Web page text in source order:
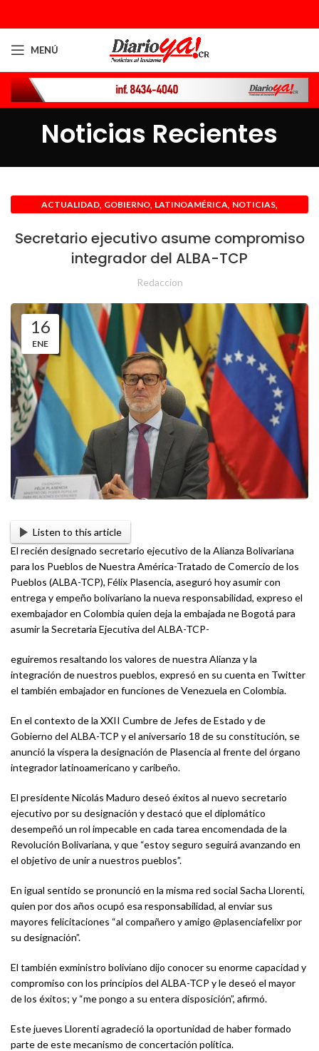
MENÚ
Noticias Recientes
ACTUALIDAD, GOBIERNO, LATINOAMÉRICA, NOTICIAS,
Secretario ejecutivo asume compromiso
integrador del ALBA-TCP
Redaccion
16
ENE
Listen to this article
El recién designado secretario ejecutivo de la Alianza Bolivariana
para los Pueblos de Nuestra América-Tratado de Comercio de los
Pueblos (ALBA-TCP), Félix Plasencia, aseguró hoy asumir con
entrega y empeño bolivariano la nueva responsabilidad, expreso el
exembajador en Colombia quien deja la embajada ne Bogotá para
asumir la Secretaria Ejecutiva del ALBA-TCP-
eguiremos resaltando los valores de nuestra Alianza y la
integración de nuestros pueblos, expresó en su cuenta en Twitter
el también embajador en funciones de Venezuela en Colombia.
En el contexto de la XXII Cumbre de Jefes de Estado y de
Gobierno del ALBA-TCP y el aniversario 18 de su constitución, se
anunció la víspera la designación de Plasencia al frente del órgano
integrador latinoamericano y caribeño.
El presidente Nicolás Maduro deseó éxitos al nuevo secretario
ejecutivo por su designación y destacó que el diplomático
desempeñó un rol impecable en cada tarea encomendada de la
Revolución Bolivariana, y que “estoy seguro seguirá avanzando en
el objetivo de unir a nuestros pueblos”.
En igual sentido se pronunció en la misma red social Sacha Llorenti,
quien por dos años ocupó esa responsabilidad, al enviar sus
mayores felicitaciones “al compañero y amigo @plasenciafelixr por
su designación”.
El también exministro boliviano dijo conocer su enorme capacidad y
compromiso con los principios del ALBA-TCP y le deseó el mayor
de los éxitos; y “me pongo a su entera disposición”, afirmó.
Este jueves Llorenti agradeció la oportunidad de haber formado
parte de este mecanismo de concertación política.